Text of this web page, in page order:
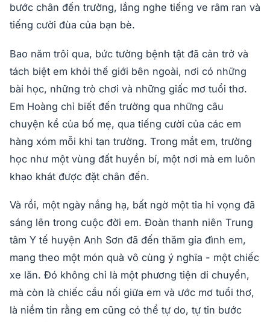
bước chân đến trường, lắng nghe tiếng ve râm ran và
tiếng cười đùa của bạn bè.
Bao năm trôi qua, bức tường bệnh tật đã cản trở và
tách biệt em khỏi thế giới bên ngoài, nơi có những
bài học, những trò chơi và những giấc mơ tuổi thơ.
Em Hoàng chỉ biết đến trường qua những câu
chuyện kể của bố mẹ, qua tiếng cười của các em
hàng xóm mỗi khi tan trường. Trong mắt em, trường
học như một vùng đất huyền bí, một nơi mà em luôn
khao khát được đặt chân đến.
Và rồi, một ngày nắng hạ, bất ngờ một tia hi vọng đã
sáng lên trong cuộc đời em. Đoàn thanh niên Trung
tâm Y tế huyện Anh Sơn đã đến thăm gia đình em,
mang theo một món quà vô cùng ý nghĩa - một chiếc
xe lăn. Đó không chỉ là một phương tiện di chuyển,
mà còn là chiếc cầu nối giữa em và ước mơ tuổi thơ,
là niềm tin rằng em cũng có thể tự do, tự tin bước